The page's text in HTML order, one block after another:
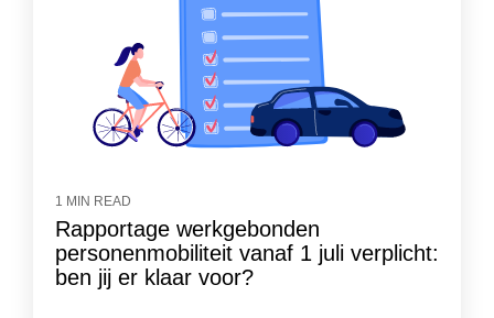
1 MIN READ
Rapportage werkgebonden
personenmobiliteit vanaf 1 juli verplicht:
ben jij er klaar voor?